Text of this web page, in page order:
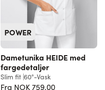
POWER
Dametunika HEIDE med
fargedetaljer
Slim fit 60°-Vask
Fra NOK 759,00